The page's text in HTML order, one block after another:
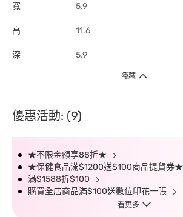
寬 5.9
高 11.6
深 5.9
隱藏
優惠活動: (9)
★不限金額享88折★
★保健食品滿$1200送$100商品提貨券★
滿$1588折$100
購買全店商品滿$100送數位印花一張
看更多